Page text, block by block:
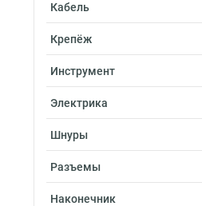
Кабель
Крепёж
Инструмент
Электрика
Шнуры
Разъемы
Наконечник